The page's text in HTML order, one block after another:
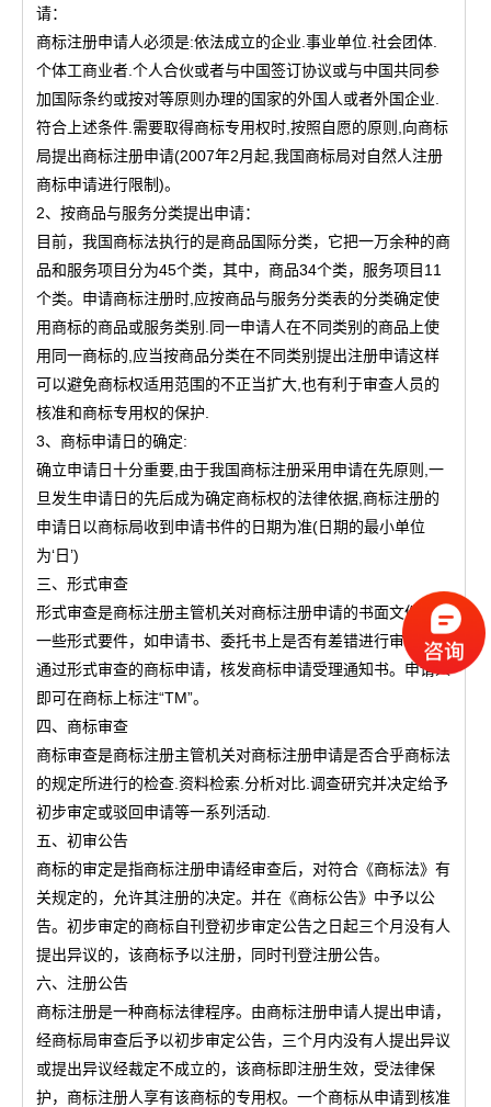
请：
商标注册申请人必须是:依法成立的企业.事业单位.社会团体.
个体工商业者.个人合伙或者与中国签订协议或与中国共同参
加国际条约或按对等原则办理的国家的外国人或者外国企业.
符合上述条件.需要取得商标专用权时,按照自愿的原则,向商标
局提出商标注册申请(2007年2月起,我国商标局对自然人注册
商标申请进行限制)。
2、按商品与服务分类提出申请：
目前，我国商标法执行的是商品国际分类，它把一万余种的商
品和服务项目分为45个类，其中，商品34个类，服务项目11
个类。申请商标注册时,应按商品与服务分类表的分类确定使
用商标的商品或服务类别.同一申请人在不同类别的商品上使
用同一商标的,应当按商品分类在不同类别提出注册申请这样
可以避免商标权适用范围的不正当扩大,也有利于审查人员的
核准和商标专用权的保护.
3、商标申请日的确定:
确立申请日十分重要,由于我国商标注册采用申请在先原则,一
旦发生申请日的先后成为确定商标权的法律依据,商标注册的
申请日以商标局收到申请书件的日期为准(日期的最小单位
为‘日’)
三、形式审查
形式审查是商标注册主管机关对商标注册申请的书面文件以及
一些形式要件，如申请书、委托书上是否有差错进行审查。对
通过形式审查的商标申请，核发商标申请受理通知书。申请人
即可在商标上标注“TM”。
四、商标审查
商标审查是商标注册主管机关对商标注册申请是否合乎商标法
的规定所进行的检查.资料检索.分析对比.调查研究并决定给予
初步审定或驳回申请等一系列活动.
五、初审公告
商标的审定是指商标注册申请经审查后，对符合《商标法》有
关规定的，允许其注册的决定。并在《商标公告》中予以公
告。初步审定的商标自刊登初步审定公告之日起三个月没有人
提出异议的，该商标予以注册，同时刊登注册公告。
六、注册公告
商标注册是一种商标法律程序。由商标注册申请人提出申请，
经商标局审查后予以初步审定公告，三个月内没有人提出异议
或提出异议经裁定不成立的，该商标即注册生效，受法律保
护，商标注册人享有该商标的专用权。一个商标从申请到核准